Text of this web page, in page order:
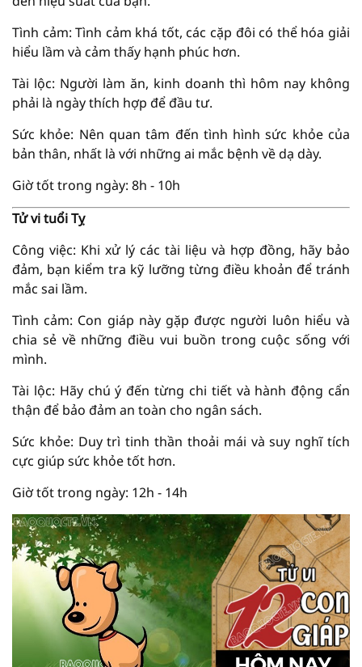
Tình cảm: Tình cảm khá tốt, các cặp đôi có thể hóa giải
hiểu lầm và cảm thấy hạnh phúc hơn.
Tài lộc: Người làm ăn, kinh doanh thì hôm nay không
phải là ngày thích hợp để đầu tư.
Sức khỏe: Nên quan tâm đến tình hình sức khỏe của
bản thân, nhất là với những ai mắc bệnh về dạ dày.
Giờ tốt trong ngày: 8h - 10h
Tử vi tuổi Tỵ
Công việc: Khi xử lý các tài liệu và hợp đồng, hãy bảo
đảm, bạn kiểm tra kỹ lưỡng từng điều khoản để tránh
mắc sai lầm.
Tình cảm: Con giáp này gặp được người luôn hiểu và
chia sẻ về những điều vui buồn trong cuộc sống với
mình.
Tài lộc: Hãy chú ý đến từng chi tiết và hành động cẩn
thận để bảo đảm an toàn cho ngân sách.
Sức khỏe: Duy trì tinh thần thoải mái và suy nghĩ tích
cực giúp sức khỏe tốt hơn.
Giờ tốt trong ngày: 12h - 14h